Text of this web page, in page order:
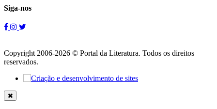
Siga-nos
Copyright 2006-2026 © Portal da Literatura. Todos os direitos
reservados.